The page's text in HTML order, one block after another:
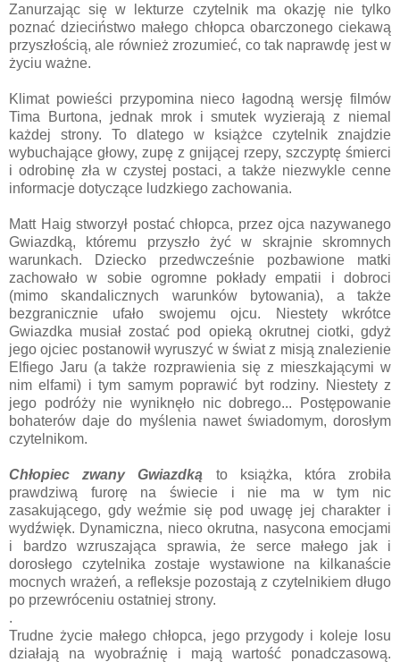
Zanurzając się w lekturze czytelnik ma okazję nie tylko
poznać dzieciństwo małego chłopca obarczonego ciekawą
przyszłością, ale również zrozumieć, co tak naprawdę jest w
życiu ważne.
Klimat powieści przypomina nieco łagodną wersję filmów
Tima Burtona, jednak mrok i smutek wyzierają z niemal
każdej strony. To dlatego w książce czytelnik znajdzie
wybuchające głowy, zupę z gnijącej rzepy, szczyptę śmierci
i odrobinę zła w czystej postaci, a także niezwykle cenne
informacje dotyczące ludzkiego zachowania.
Matt Haig stworzył postać chłopca, przez ojca nazywanego
Gwiazdką, któremu przyszło żyć w skrajnie skromnych
warunkach. Dziecko przedwcześnie pozbawione matki
zachowało w sobie ogromne pokłady empatii i dobroci
(mimo skandalicznych warunków bytowania), a także
bezgranicznie ufało swojemu ojcu. Niestety wkrótce
Gwiazdka musiał zostać pod opieką okrutnej ciotki, gdyż
jego ojciec postanowił wyruszyć w świat z misją znalezienie
Elfiego Jaru (a także rozprawienia się z mieszkającymi w
nim elfami) i tym samym poprawić byt rodziny. Niestety z
jego podróży nie wyniknęło nic dobrego... Postępowanie
bohaterów daje do myślenia nawet świadomym, dorosłym
czytelnikom.
Chłopiec zwany Gwiazdką to książka, która zrobiła
prawdziwą furorę na świecie i nie ma w tym nic
zasakującego, gdy weźmie się pod uwagę jej charakter i
wydźwięk. Dynamiczna, nieco okrutna, nasycona emocjami
i bardzo wzruszająca sprawia, że serce małego jak i
dorosłego czytelnika zostaje wystawione na kilkanaście
mocnych wrażeń, a refleksje pozostają z czytelnikiem długo
po przewróceniu ostatniej strony.
.
Trudne życie małego chłopca, jego przygody i koleje losu
działają na wyobraźnię i mają wartość ponadczasową.